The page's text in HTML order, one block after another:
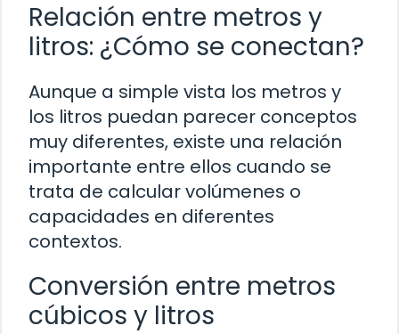
Relación entre metros y
litros: ¿Cómo se conectan?
Aunque a simple vista los metros y
los litros puedan parecer conceptos
muy diferentes, existe una relación
importante entre ellos cuando se
trata de calcular volúmenes o
capacidades en diferentes
contextos.
Conversión entre metros
cúbicos y litros